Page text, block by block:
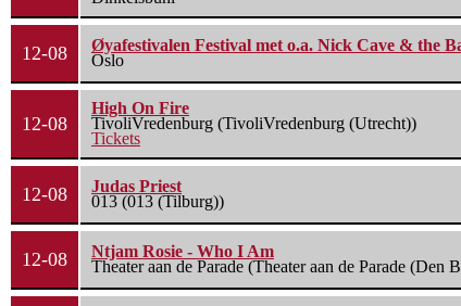
12-08
Øyafestivalen Festival met o.a. Nick Cave & the
Oslo
12-08
High On Fire
TivoliVredenburg (TivoliVredenburg (Utrecht))
Tickets
12-08
Judas Priest
013 (013 (Tilburg))
12-08
Ntjam Rosie - Who I Am
Theater aan de Parade (Theater aan de Parade (Den